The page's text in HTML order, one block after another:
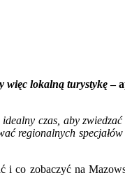
więc lokalną turystykę–
czas, aby
regionalnych
i co zobaczyć na